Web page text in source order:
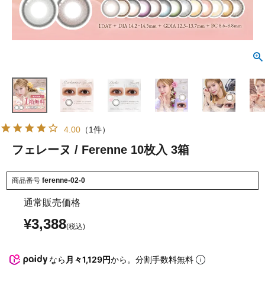
4.00 （1件）
フェレーヌ / Ferenne 10枚入 3箱
商品番号 ferenne-02-0
通常販売価格
¥3,388
なら 月々1,129円から。分割手数料無料